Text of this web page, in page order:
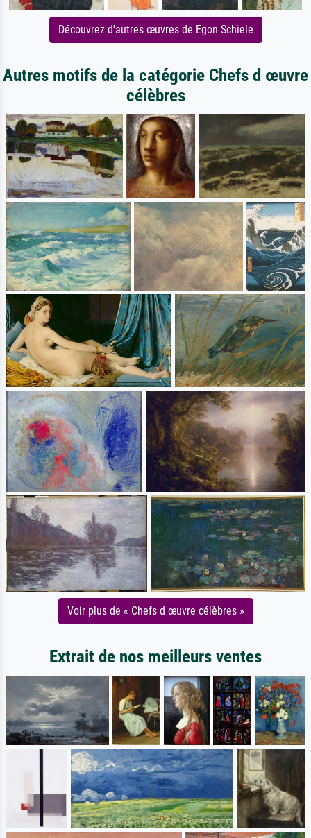
Découvrez d'autres œuvres de Egon Schiele
Autres motifs de la catégorie Chefs d œuvre
célèbres
Voir plus de « Chefs d œuvre célèbres »
Extrait de nos meilleurs ventes